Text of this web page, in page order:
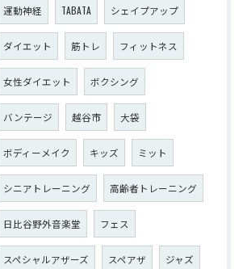
運動神経 TABATA シェイプアップ
ダイエット 筋トレ フィットネス
女性ダイエット ボクシング
バンテージ 越谷市 大袋
ボディーメイク キッズ ミット
シニアトレーニング 高齢者トレーニング
日比谷野外音楽堂 フェス
スペシャルアザーズ スペアザ ジャズ